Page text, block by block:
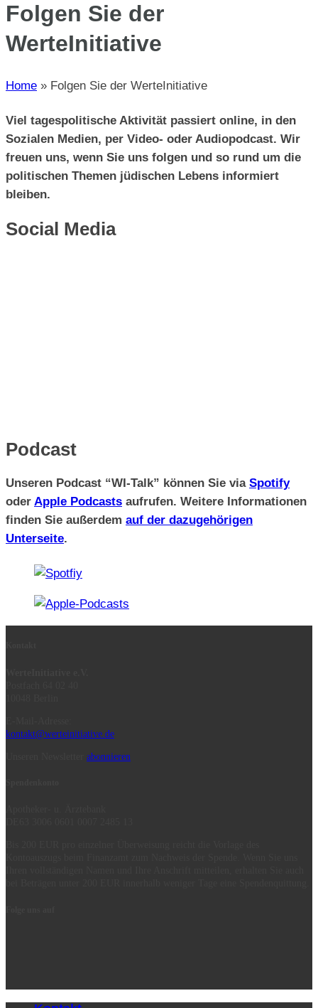
Folgen Sie der
WerteInitiative
Home » Folgen Sie der WerteInitiative
Viel tagespolitische Aktivität passiert online, in den
Sozialen Medien, per Video- oder Audiopodcast. Wir
freuen uns, wenn Sie uns folgen und so rund um die
politischen Themen jüdischen Lebens informiert
bleiben.
Social Media
Podcast
Unseren Podcast “WI-Talk” können Sie via Spotify
oder Apple Podcasts aufrufen. Weitere Informationen
finden Sie außerdem auf der dazugehörigen
Unterseite.
kontakt@werteinitiative.de
abonnieren